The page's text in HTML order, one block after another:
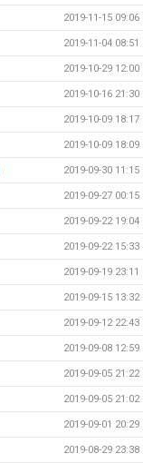
2019-11-15 09:06
2019-11-04 08:51
2019-10-29 12:00
2019-10-16 21:30
2019-10-09 18:17
2019-10-09 18:09
2019-09-30 11:15
2019-09-27 00:15
2019-09-22 19:04
2019-09-22 15:33
2019-09-19 23:11
2019-09-15 13:32
2019-09-12 22:43
2019-09-08 12:59
2019-09-05 21:22
2019-09-05 21:02
2019-09-01 20:29
2019-08-29 23:38